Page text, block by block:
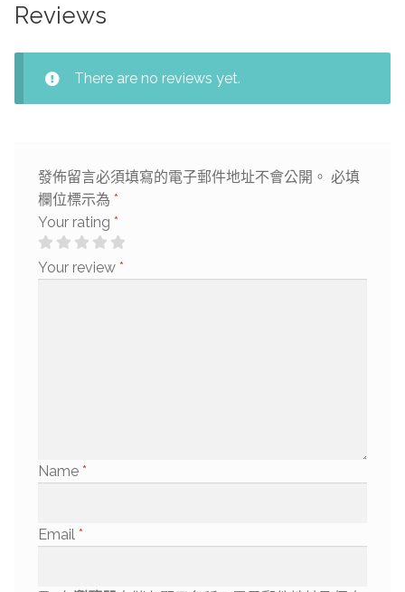
Reviews
There are no reviews yet.
發佈留言必須填寫的電子郵件地址不會公開。 必填
欄位標示為 *
Your rating *
Your review *
Name *
Email *